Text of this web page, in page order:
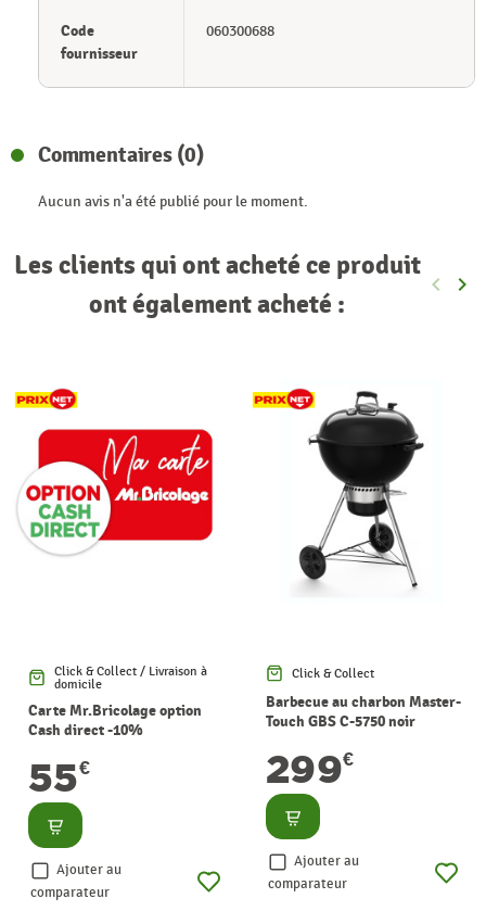
Code
fournisseur
060300688
Commentaires (0)
Aucun avis n'a été publié pour le moment.
Les clients qui ont acheté ce produit
ont également acheté :
keyboard_arrow_left keyboard_arrow_right
Click & Collect / Livraison à
domicile
Carte Mr.Bricolage option
Cash direct -10%
55€
Consulter
Ajouter au
comparateur
Click & Collect
Barbecue au charbon Master-
Touch GBS C-5750 noir
299€
Consulter
Ajouter au
comparateur